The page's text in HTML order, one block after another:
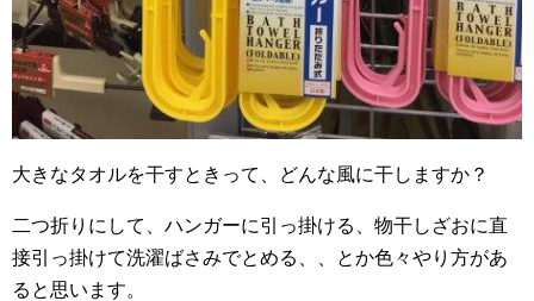
大きなタオルを干すときって、どんな風に干しますか？
二つ折りにして、ハンガーに引っ掛ける、物干しざおに直
接引っ掛けて洗濯ばさみでとめる、、とか色々やり方があ
ると思います。